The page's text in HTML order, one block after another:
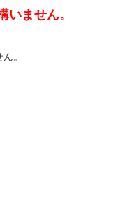
ません。
。